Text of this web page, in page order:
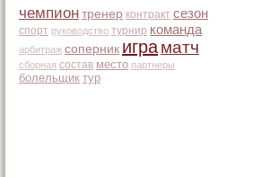
чемпион тренер контракт сезон
спорт руководство турнир команда
арбитраж соперник играматч
сборная состав место партнеры
болельщик тур